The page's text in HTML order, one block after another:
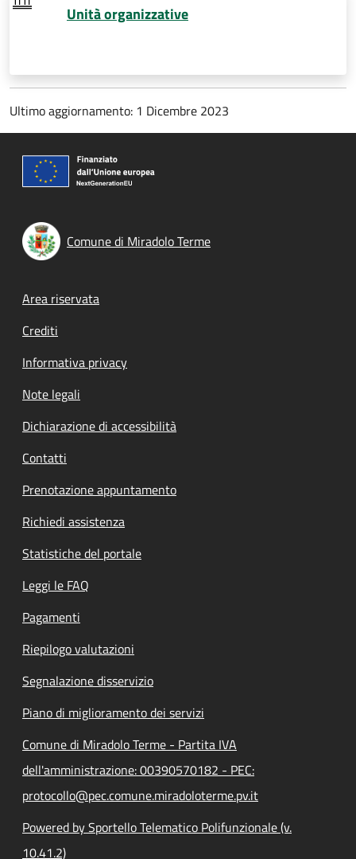
Unità organizzative
Ultimo aggiornamento: 1 Dicembre 2023
Comune di Miradolo Terme
Footer menu
Area riservata
Crediti
Informativa privacy
Note legali
Dichiarazione di accessibilità
Contatti
Prenotazione appuntamento
Richiedi assistenza
Statistiche del portale
Leggi le FAQ
Pagamenti
Riepilogo valutazioni
Segnalazione disservizio
Piano di miglioramento dei servizi
Comune di Miradolo Terme - Partita IVA
dell'amministrazione: 00390570182 - PEC:
protocollo@pec.comune.miradoloterme.pv.it
Powered by Sportello Telematico Polifunzionale (v.
10.41.2)